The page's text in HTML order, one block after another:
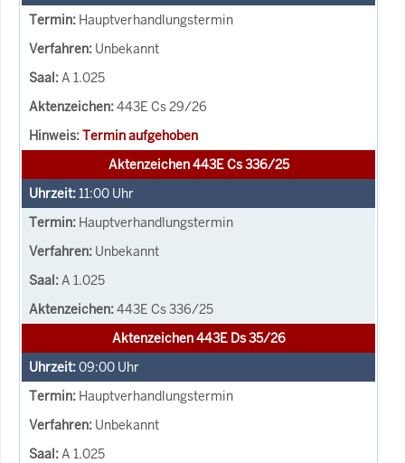
Hauptverhandlungstermin
Unbekannt
A 1.025
443E Cs 29/26
Termin aufgehoben
Aktenzeichen 443E Cs 336/25
11:00 Uhr
Hauptverhandlungstermin
Unbekannt
A 1.025
443E Cs 336/25
Aktenzeichen 443E Ds 35/26
09:00 Uhr
Hauptverhandlungstermin
Unbekannt
A 1.025